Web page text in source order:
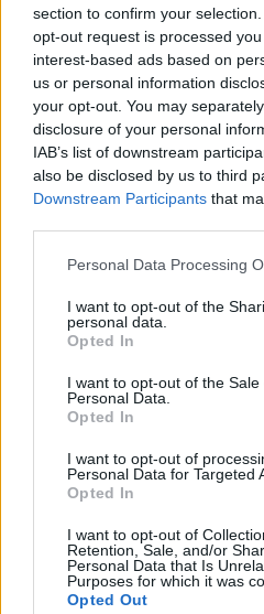
section to confirm your
opt-out request is processed
interest-based ads based on
us or personal information
your opt-out. You may
disclosure of your personal
IAB’s list of downstream
also be disclosed by us to third
Downstream Participants that
Personal Data Processing
I want to opt-out of the
personal data.
Opted In
I want to opt-out of the Sale
Personal Data.
Opted In
I want to opt-out of
Personal Data for Targeted
Opted In
I want to opt-out of
Retention, Sale, and/or
Personal Data that Is
Purposes for which it was
Opted Out
Napsat
Informace o
Registrace od:
Online: Není
Naposledy aktivní :
Prochatováno
Profil
Líbí se :0
Sledované diskuze:
Nemá
Zobrazit